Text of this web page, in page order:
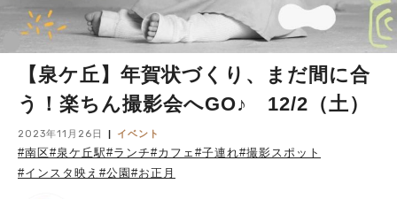
【泉ケ丘】年賀状づくり、まだ間に合
う！楽ちん撮影会へGO♪ 12/2（土）
2023年11月26日 イベント
#南区#泉ケ丘駅#ランチ#カフェ #子連れ#撮影スポット
#インスタ映え #公園 #お正月